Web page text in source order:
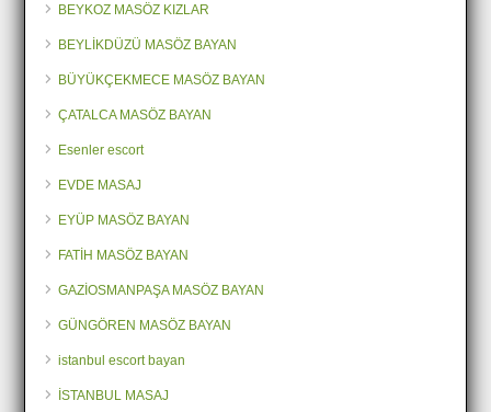
BEYKOZ MASÖZ KIZLAR
BEYLİKDÜZÜ MASÖZ BAYAN
BÜYÜKÇEKMECE MASÖZ BAYAN
ÇATALCA MASÖZ BAYAN
Esenler escort
EVDE MASAJ
EYÜP MASÖZ BAYAN
FATİH MASÖZ BAYAN
GAZİOSMANPAŞA MASÖZ BAYAN
GÜNGÖREN MASÖZ BAYAN
istanbul escort bayan
İSTANBUL MASAJ